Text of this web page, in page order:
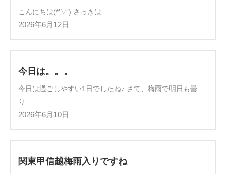
こんにちは(*’▽’) さっきは...
2026年6月12日
今日は。。。
今日は過ごしやすい1日でしたね♪ さて、梅雨で明日も曇
り...
2026年6月10日
関東甲信越梅雨入りですね